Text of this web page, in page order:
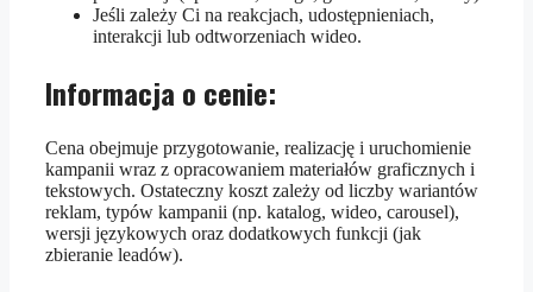
Jeśli zależy Ci na reakcjach, udostępnieniach,
interakcji lub odtworzeniach wideo.
Informacja o cenie:
Cena obejmuje przygotowanie, realizację i uruchomienie
kampanii wraz z opracowaniem materiałów graficznych i
tekstowych. Ostateczny koszt zależy od liczby wariantów
reklam, typów kampanii (np. katalog, wideo, carousel),
wersji językowych oraz dodatkowych funkcji (jak
zbieranie leadów).